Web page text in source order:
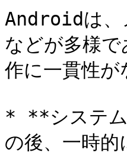
Androidは、
などが多様
作に一貫性
* **システ
の後、一時